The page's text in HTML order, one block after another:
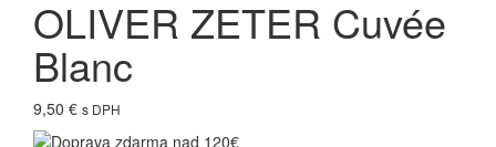
OLIVER ZETER Cuvée
Blanc
9,50 € s DPH